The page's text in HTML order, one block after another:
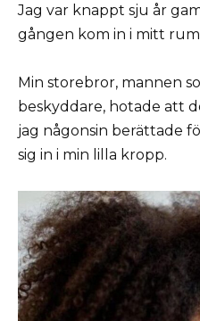
Jag var knappt sju år
gången kom in i mitt
Min storebror, mannen
beskyddare, hotade att
jag någonsin berättade
sig in i min lilla kropp.